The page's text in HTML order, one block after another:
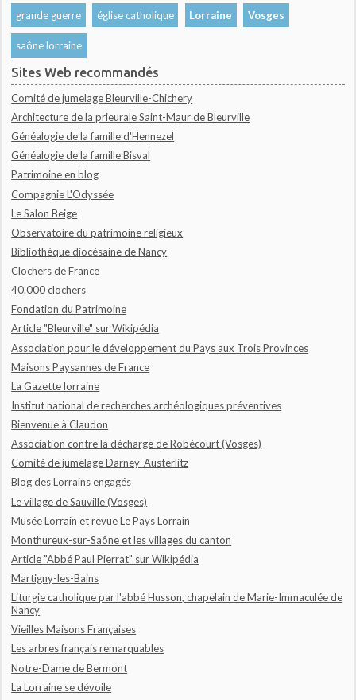
grande guerre église catholique Lorraine Vosges
saône lorraine
Sites Web recommandés
Comité de jumelage Bleurville-Chichery
Architecture de la prieurale Saint-Maur de Bleurville
Généalogie de la famille d'Hennezel
Généalogie de la famille Bisval
Patrimoine en blog
Compagnie L'Odyssée
Le Salon Beige
Observatoire du patrimoine religieux
Bibliothèque diocésaine de Nancy
Clochers de France
40.000 clochers
Fondation du Patrimoine
Article "Bleurville" sur Wikipédia
Association pour le développement du Pays aux Trois Provinces
Maisons Paysannes de France
La Gazette lorraine
Institut national de recherches archéologiques préventives
Bienvenue à Claudon
Association contre la décharge de Robécourt (Vosges)
Comité de jumelage Darney-Austerlitz
Blog des Lorrains engagés
Le village de Sauville (Vosges)
Musée Lorrain et revue Le Pays Lorrain
Monthureux-sur-Saône et les villages du canton
Article "Abbé Paul Pierrat" sur Wikipédia
Martigny-les-Bains
Liturgie catholique par l'abbé Husson, chapelain de Marie-Immaculée de
Nancy
Vieilles Maisons Françaises
Les arbres français remarquables
Notre-Dame de Bermont
La Lorraine se dévoile